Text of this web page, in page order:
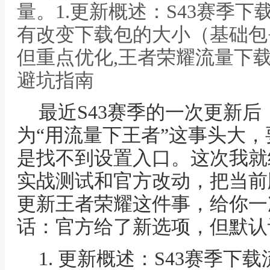
量。1.更新概述：S43赛季下
有改变下载包的大小（基础
但重点优化,王者荣耀流量下
避坑指南
最近S43赛季的一次更新
为“用流量下王者”这事头大
是找不到设置入口。这次我
实战测试和官方改动，把当
更新王者荣耀这件事，给你
话：官方给了新选项，但默
1. 更新概述：S43赛季下